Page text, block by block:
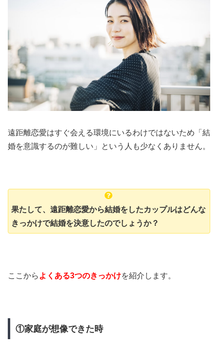
遠距離恋愛はすぐ会える環境にいるわけではないため「結
婚を意識するのが難しい」という人も少なくありません。
果たして、遠距離恋愛から結婚をしたカップルはどんな
きっかけで結婚を決意したのでしょうか？
ここから よくある3つのきっかけを紹介します。
①家庭が想像できた時